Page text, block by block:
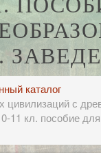
каталог
цивилизаций с
11 кл. пособие